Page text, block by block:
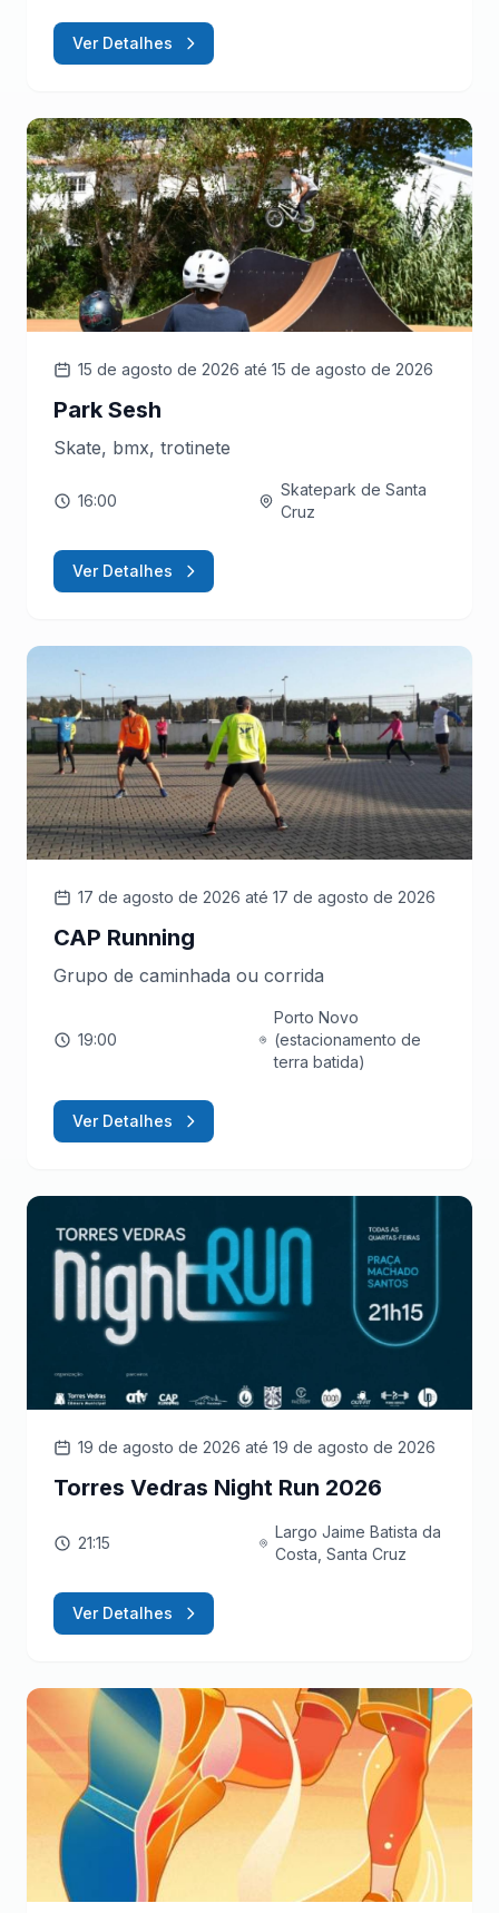
Ver Detalhes
15 de agosto de 2026 até 15 de agosto de 2026
Park Sesh
Skate, bmx, trotinete
16:00
Skatepark de Santa
Cruz
Ver Detalhes
17 de agosto de 2026 até 17 de agosto de 2026
CAP Running
Grupo de caminhada ou corrida
19:00
Porto Novo
(estacionamento de
terra batida)
Ver Detalhes
19 de agosto de 2026 até 19 de agosto de 2026
Torres Vedras Night Run 2026
21:15
Largo Jaime Batista da
Costa, Santa Cruz
Ver Detalhes